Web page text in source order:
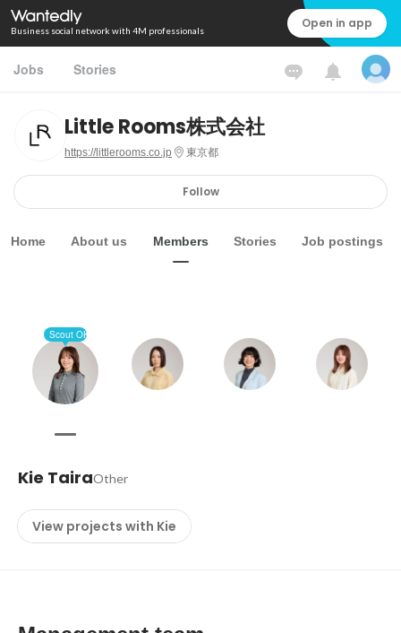
Business social network with 4M professionals Open in app
Jobs Stories
Little Rooms株式会社
https://littlerooms.co.jp 東京都
Follow
Home About us Members Stories Job postings
Scout OK
Kie TairaOther
View projects with Kie